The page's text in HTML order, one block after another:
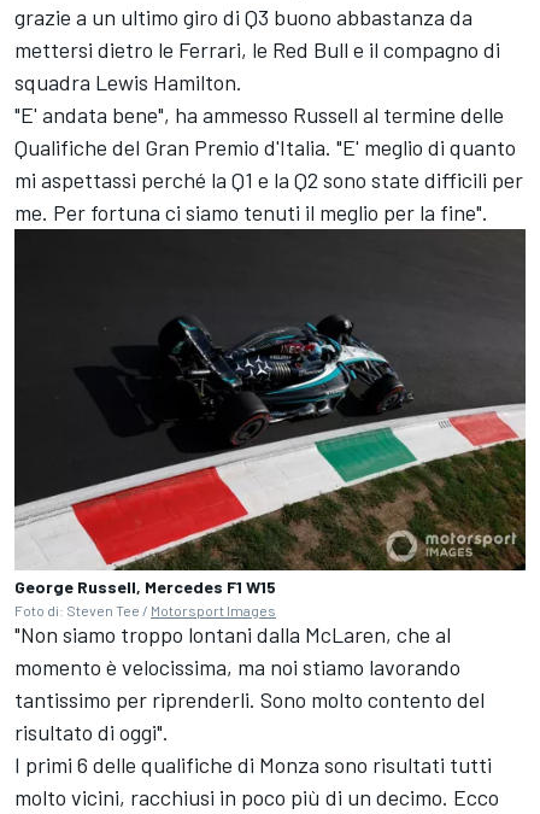
grazie a un ultimo giro di Q3 buono abbastanza da
mettersi dietro le Ferrari, le Red Bull e il compagno di
squadra Lewis Hamilton.
"E' andata bene", ha ammesso Russell al termine delle
Qualifiche del Gran Premio d'Italia. "E' meglio di quanto
mi aspettassi perché la Q1 e la Q2 sono state difficili per
me. Per fortuna ci siamo tenuti il meglio per la fine".
George Russell, Mercedes F1 W15
Foto di: Steven Tee / Motorsport Images
"Non siamo troppo lontani dalla McLaren, che al
momento è velocissima, ma noi stiamo lavorando
tantissimo per riprenderli. Sono molto contento del
risultato di oggi".
I primi 6 delle qualifiche di Monza sono risultati tutti
molto vicini, racchiusi in poco più di un decimo. Ecco